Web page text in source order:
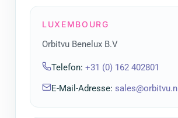
LUXEMBOURG
Orbitvu Benelux B.V
Telefon: +31 (0) 162 402801
E-Mail-Adresse: sales@orbitvu.nl